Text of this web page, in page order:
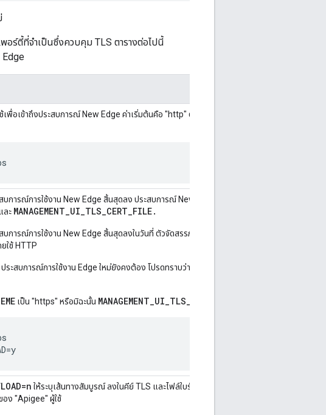
ร์ตี้ที่จำเป็นซึ่งควบคุม TLS ตารางต่อไปนี้
อเข้าถึงประสบการณ์ New Edge ค่าเริ่มต้นคือ "http" ตั้งค่าเป็น "https" ในการเปิดใช้งาน
บการณ์การใช้งาน New Edge สิ้นสุดลง ประสบการณ์ New Edge คุณต้องตั้งค่า
ละ MANAGEMENT_UI_TLS_CERT_FILE.
การณ์การใช้งาน New Edge สิ้นสุดลงในวันที่ ตัวจัดสรรภาระงาน และตัวจัดสรรภาระงานจะส่ง
ใช้ HTTP
สบการณ์การใช้งาน Edge ใหม่ยังคงต้อง โปรดทราบว่าคำขอเดิมเข้ามาทาง TLS เช่น คุกกี้บาง
เป็น "https" หรือมิฉะนั้น MANAGEMENT_UI_TLS_OFFLOAD
ให้ระบุเส้นทางสัมบูรณ์ ลงในคีย์ TLS และไฟล์ใบรับรอง ไฟล์ดังกล่าวต้องจัดรูปแบบเป็น
อง "Apigee" ผู้ใช้